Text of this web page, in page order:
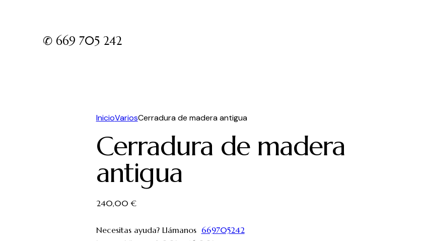
✆ 669 705 242
InicioVariosCerradura de madera antigua
Cerradura de madera
antigua
240,00€
Necesitas ayuda? Llámanos 669705242